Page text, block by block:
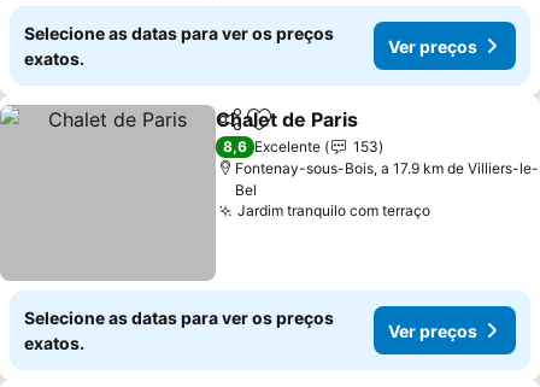
Selecione as datas para ver os preços
exatos.
Ver preços
PartilharAdicionar aos favoritos
Chalet de Paris
8,6 Excelente
153
Fontenay-sous-Bois, a 17.9 km de Villiers-le-
Bel
Jardim tranquilo com terraçoVer preços
Selecione as datas para ver os preços
exatos.
Ver preços